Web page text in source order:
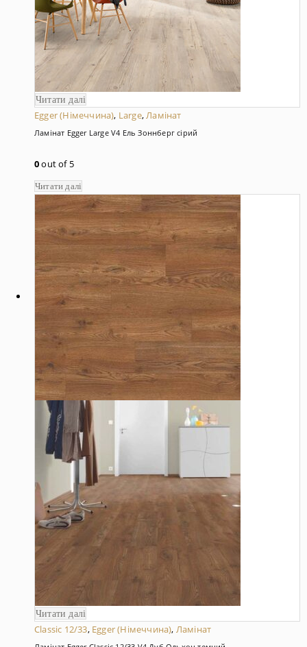
Читати далі
Egger (Німеччина), Large,Ламінат
Ламінат Egger Large V4 Ель Зоннберг сірий
0out of 5
Читати далі
Читати далі
Classic 12/33, Egger (Німеччина), Ламінат